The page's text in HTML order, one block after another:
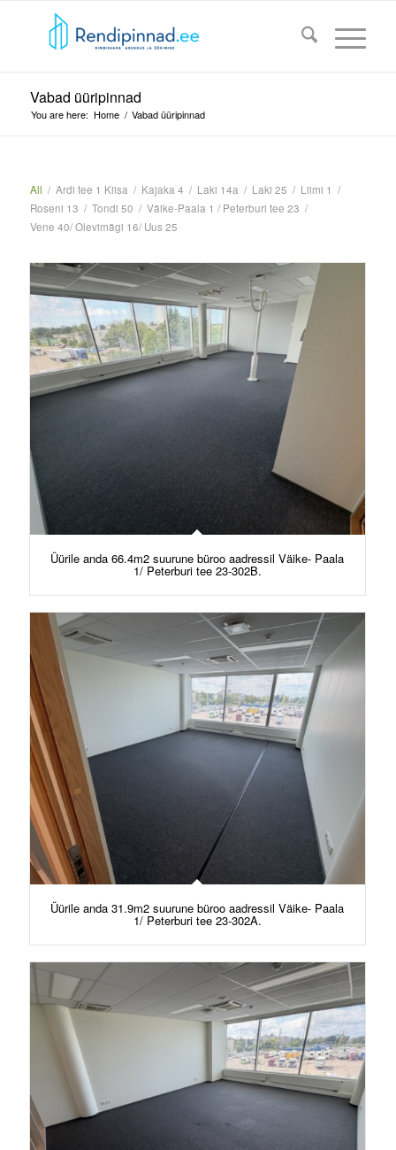
Vabad üüripinnad
You are here: Home / Vabad üüripinnad
All / Ardi tee 1 Kiisa / Kajaka 4 / Laki 14a / Laki 25 / Liimi 1 /
Roseni 13 / Tondi 50 / Väike-Paala 1 / Peterburi tee 23 /
Vene 40/ Olevimägi 16/ Uus 25
Üürile anda 66.4m2 suurune büroo aadressil Väike- Paala
1/ Peterburi tee 23-302B.
Üürile anda 31.9m2 suurune büroo aadressil Väike- Paala
1/ Peterburi tee 23-302A.